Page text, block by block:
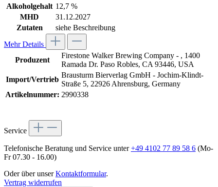
Alkoholgehalt 12,7 %
MHD
31.12.2027
Zutaten
siehe Beschreibung
Mehr Details
Produzent
Firestone Walker Brewing Company - , 1400
Ramada Dr. Paso Robles, CA 93446, USA
Import/Vertrieb
Brausturm Bierverlag GmbH - Jochim-Klindt-
Straße 5, 22926 Ahrensburg, Germany
Artikelnummer: 2990338
Service
Telefonische Beratung und Service unter+49 4102 77 89 58 6 (Mo-
Fr 07.30 - 16.00)
Oder über unserKontaktformular.
Vertrag widerrufen